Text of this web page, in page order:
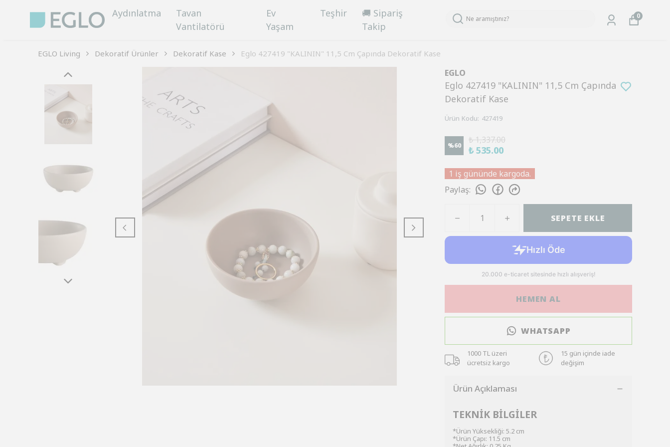
Aydınlatma
Tavan
Vantilatörü
Ev
Yaşam
Teşhir
🚚 Sipariş
Takip
0
EGLO Living Dekoratif Ürünler Dekoratif Kase Eglo 427419 "KALININ" 11,5 Cm Çapında Dekoratif Kase
EGLO
Eglo 427419 "KALININ" 11,5 Cm Çapında
Dekoratif Kase
Ürün Kodu: 427419
%60
₺ 1,337.00
₺ 535.00
1 iş gününde kargoda.
Paylaş:
SEPETE EKLE
HEMEN AL
WHATSAPP
1000 TL üzeri
ücretsiz kargo
15 gün içinde iade
değişim
Ürün Açıklaması
TEKNİK BİLGİLER
*Ürün Yüksekliği: 5.2 cm
*Ürün Çapı: 11.5 cm